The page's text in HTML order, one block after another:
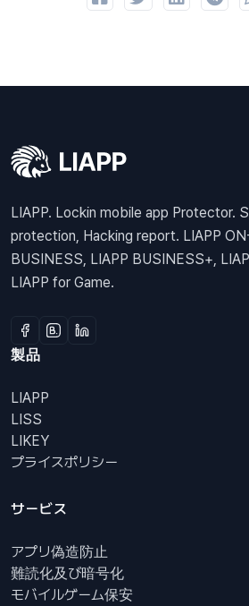
LIAPP. Lockin mobile app Protector.
protection, Hacking report. LIAPP
BUSINESS, LIAPP BUSINESS+,
LIAPP for Game.
製品
LIAPP
LISS
LIKEY
プライスポリシー
サービス
アプリ偽造防止
難読化及び暗号化
モバイルゲーム保安